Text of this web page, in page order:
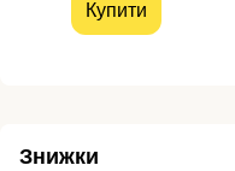
Купити
Знижки